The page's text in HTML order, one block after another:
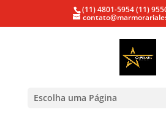
(11) 4801-5954(11)
Escolha uma Página